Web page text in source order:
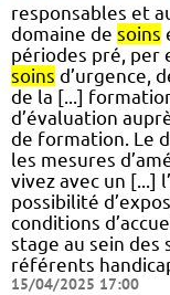
responsables et
domaine de soins
périodes pré, per
soins d’urgence,
de la [...]
d’évaluation
de formation. Le
les mesures
vivez avec un [...]
possibilité
conditions
stage au sein des
référents
15/04/2025 17:00